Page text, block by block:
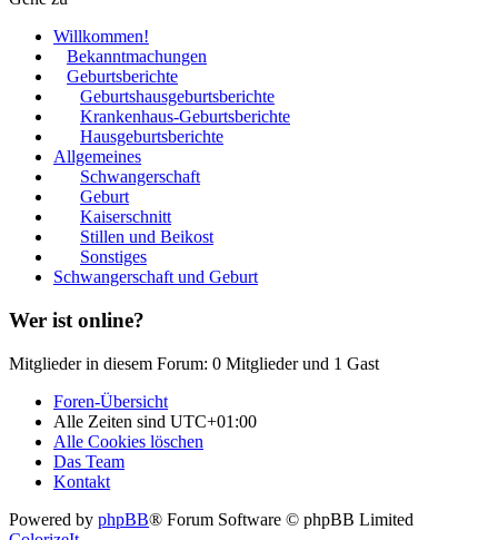
Willkommen!
Bekanntmachungen
Geburtsberichte
Geburtshausgeburtsberichte
Krankenhaus-Geburtsberichte
Hausgeburtsberichte
Allgemeines
Schwangerschaft
Geburt
Kaiserschnitt
Stillen und Beikost
Sonstiges
Schwangerschaft und Geburt
Wer ist online?
Mitglieder in diesem Forum: 0 Mitglieder und 1 Gast
Foren-Übersicht
Alle Zeiten sind UTC+01:00
Alle Cookies löschen
Das Team
Kontakt
Powered by phpBB® Forum Software © phpBB Limited